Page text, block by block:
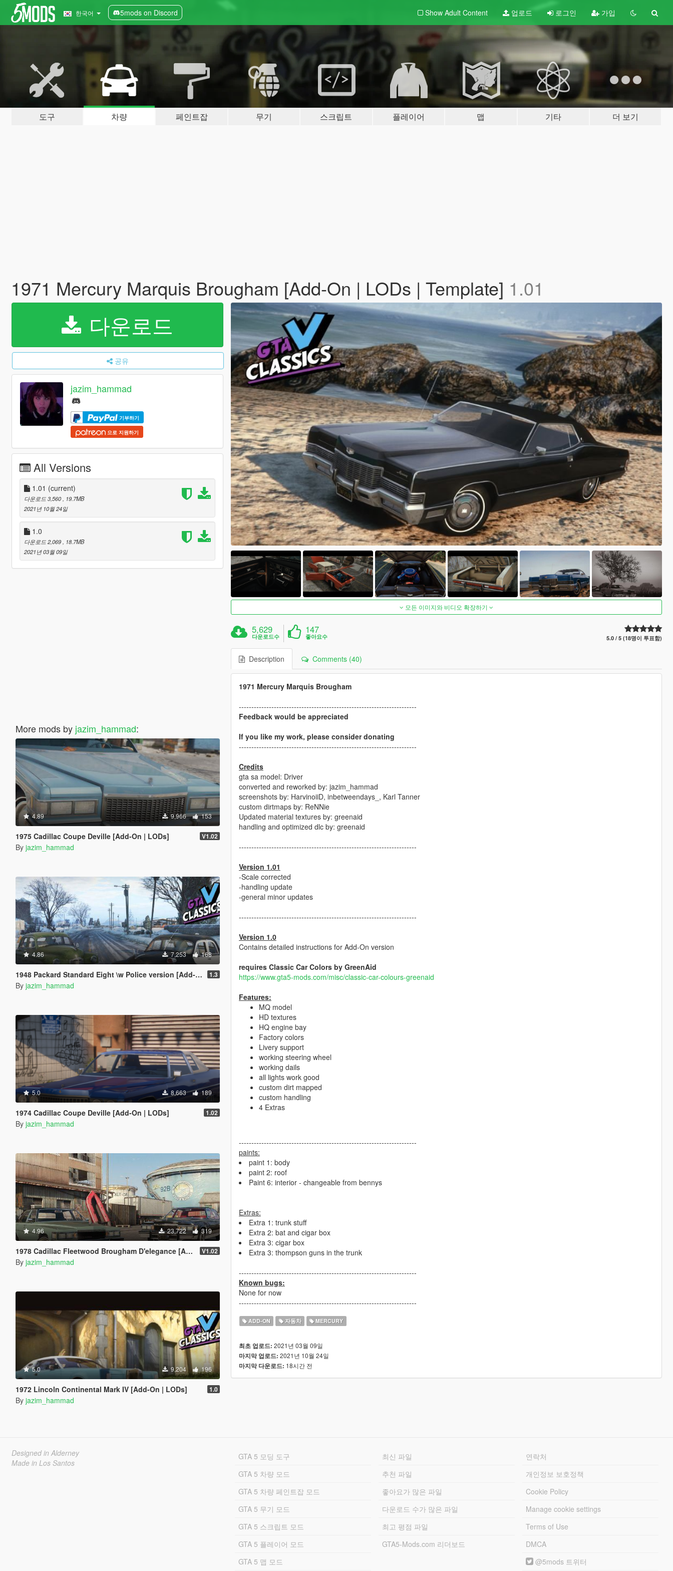
한국어 5mods on Discord Show Adult Content 업로드 로그인 가입
도구 차량 페인트잡 무기 스크립트 플레이어 맵 기타 더 보기
1971 Mercury Marquis Brougham [Add-On | LODs | Template] 1.01
다운로드
공유
jazim_hammad
기부하기
으로 지원하기
All Versions
1.01 (current)
다운로드 3,560
, 19.7MB
2021년 10월 24일
1.0
다운로드 2,069
, 18.7MB
2021년 03월 09일
More mods by jazim_hammad:
4.89 9,966 153
1975 Cadillac Coupe Deville [Add-On | LODs] V1.02
By jazim_hammad
4.86 7,253 168
1948 Packard Standard Eight \w Police version [Add-On | Extras | LODs] 1.3
By jazim_hammad
5.0 8,663 189
1974 Cadillac Coupe Deville [Add-On | LODs] 1.02
By jazim_hammad
4.96 23,722 319
1978 Cadillac Fleetwood Brougham D'elegance [Add-On | Tuning | Wheels | LODs | Template] V1.02
By jazim_hammad
5.0 9,204 196
1972 Lincoln Continental Mark IV [Add-On | LODs] 1.0
By jazim_hammad
모든 이미지와 비디오 확장하기
5,629
다운로드수
147
좋아요수 5.0 / 5 (18명이 투표함)
Description Comments (40)
1971 Mercury Marquis Brougham
-----------------------------------------------------------------------
Feedback would be appreciated
If you like my work, please consider donating
-----------------------------------------------------------------------
Credits
gta sa model: Driver
converted and reworked by: jazim_hammad
screenshots by: HarvinoiiD, inbetweendays_, Karl Tanner
custom dirtmaps by: ReNNie
Updated material textures by: greenaid
handling and optimized dlc by: greenaid
-----------------------------------------------------------------------
Version 1.01
-Scale corrected
-handling update
-general minor updates
-----------------------------------------------------------------------
Version 1.0
Contains detailed instructions for Add-On version
requires Classic Car Colors by GreenAid
https://www.gta5-mods.com/misc/classic-car-colours-greenaid
Features:
MQ model
HD textures
HQ engine bay
Factory colors
Livery support
working steering wheel
working dails
all lights work good
custom dirt mapped
custom handling
4 Extras
-----------------------------------------------------------------------
paints:
paint 1: body
paint 2: roof
Paint 6: interior - changeable from bennys
Extras:
Extra 1: trunk stuff
Extra 2: bat and cigar box
Extra 3: cigar box
Extra 3: thompson guns in the trunk
-----------------------------------------------------------------------
Known bugs:
None for now
-----------------------------------------------------------------------
ADD-ON 자동차 MERCURY
최초 업로드: 2021년 03월 09일
마지막 업로드: 2021년 10월 24일
마지막 다운로드: 18시간 전
Designed in Alderney
Made in Los Santos
GTA 5 모딩 도구
GTA 5 차량 모드
GTA 5 차량 페인트잡 모드
GTA 5 무기 모드
GTA 5 스크립트 모드
GTA 5 플레이어 모드
GTA 5 맵 모드
최신 파일
추천 파일
좋아요가 많은 파일
다운로드 수가 많은 파일
최고 평점 파일
GTA5-Mods.com 리더보드
연락처
개인정보 보호정책
Cookie Policy
Manage cookie settings
Terms of Use
DMCA
@5mods 트위터